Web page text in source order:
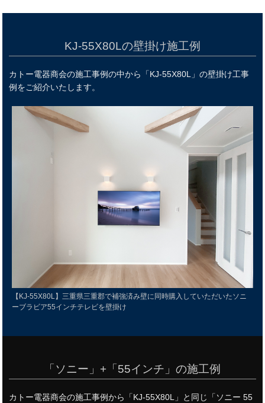
KJ-55X80Lの壁掛け施工例
カトー電器商会の施工事例の中から「KJ-55X80L」の壁掛け工事
例をご紹介いたします。
【KJ-55X80L】三重県三重郡で補強済み壁に同時購入していただいたソニ
ーブラビア55インチテレビを壁掛け
「ソニー」+「55インチ」の施工例
カトー電器商会の施工事例から「KJ-55X80L」と同じ「ソニー 55